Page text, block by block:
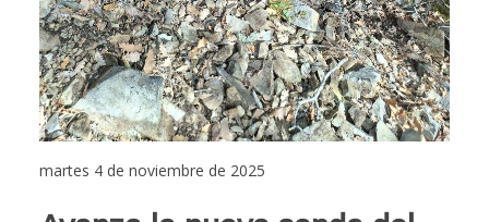
martes 4 de noviembre de 2025